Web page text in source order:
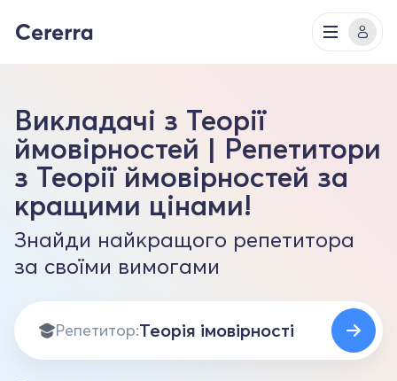
Викладачі з Теорії
ймовірностей | Репетитори
з Теорії ймовірностей за
кращими цінами!
Знайди найкращого репетитора
за своїми вимогами
Репетитор: